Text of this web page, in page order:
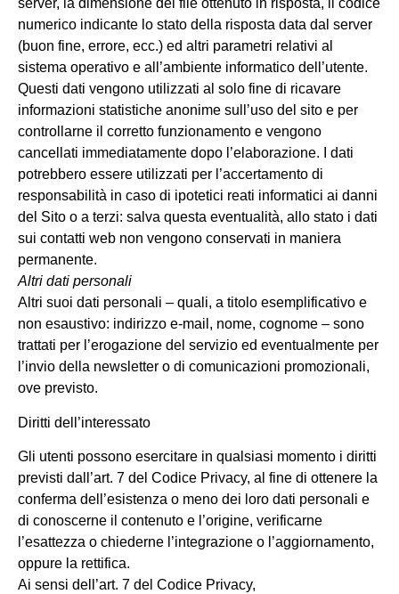
server, la dimensione del file ottenuto in risposta, il codice
numerico indicante lo stato della risposta data dal server
(buon fine, errore, ecc.) ed altri parametri relativi al
sistema operativo e all’ambiente informatico dell’utente.
Questi dati vengono utilizzati al solo fine di ricavare
informazioni statistiche anonime sull’uso del sito e per
controllarne il corretto funzionamento e vengono
cancellati immediatamente dopo l’elaborazione. I dati
potrebbero essere utilizzati per l’accertamento di
responsabilità in caso di ipotetici reati informatici ai danni
del Sito o a terzi: salva questa eventualità, allo stato i dati
sui contatti web non vengono conservati in maniera
permanente.
Altri dati personali
Altri suoi dati personali – quali, a titolo esemplificativo e
non esaustivo: indirizzo e-mail, nome, cognome – sono
trattati per l’erogazione del servizio ed eventualmente per
l’invio della newsletter o di comunicazioni promozionali,
ove previsto.
Diritti dell’interessato
Gli utenti possono esercitare in qualsiasi momento i diritti
previsti dall’art. 7 del Codice Privacy, al fine di ottenere la
conferma dell’esistenza o meno dei loro dati personali e
di conoscerne il contenuto e l’origine, verificarne
l’esattezza o chiederne l’integrazione o l’aggiornamento,
oppure la rettifica.
Ai sensi dell’art. 7 del Codice Privacy,